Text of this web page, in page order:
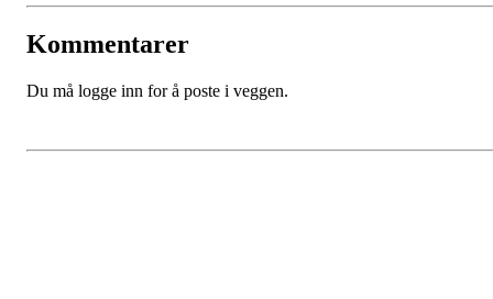
Kommentarer
Du må logge inn for å poste i veggen.